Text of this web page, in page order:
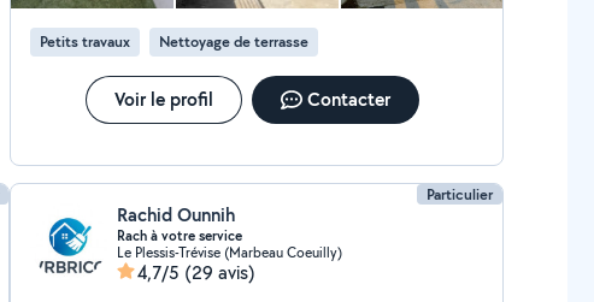
Petits travaux Nettoyage de terrasse
Voir le profil Contacter
Particulier
Rachid Ounnih
Rach à votre service
Le Plessis-Trévise (Marbeau Coeuilly)
4,7/5 (29 avis)